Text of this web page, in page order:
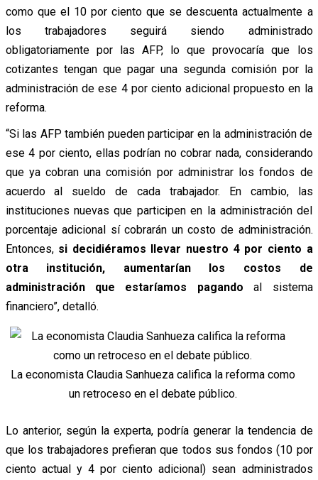
como que el 10 por ciento que se descuenta actualmente a
los trabajadores seguirá siendo administrado
obligatoriamente por las AFP, lo que provocaría que los
cotizantes tengan que pagar una segunda comisión por la
administración de ese 4 por ciento adicional propuesto en la
reforma.
“Si las AFP también pueden participar en la administración de
ese 4 por ciento, ellas podrían no cobrar nada, considerando
que ya cobran una comisión por administrar los fondos de
acuerdo al sueldo de cada trabajador. En cambio, las
instituciones nuevas que participen en la administración del
porcentaje adicional sí cobrarán un costo de administración.
Entonces, si decidiéramos llevar nuestro 4 por ciento a
otra institución, aumentarían los costos de
administración que estaríamos pagando al sistema
financiero”, detalló.
La economista Claudia Sanhueza califica la reforma como
un retroceso en el debate público.
Lo anterior, según la experta, podría generar la tendencia de
que los trabajadores prefieran que todos sus fondos (10 por
ciento actual y 4 por ciento adicional) sean administrados